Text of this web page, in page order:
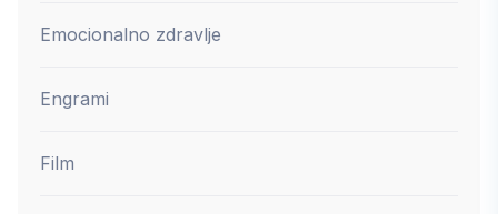
Emocionalno zdravlje
Engrami
Film